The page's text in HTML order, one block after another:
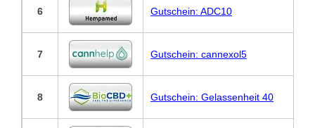
6 Gutschein: ADC10
7 Gutschein: cannexol5
8 Gutschein: Gelassenheit 40